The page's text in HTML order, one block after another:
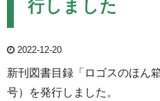
行しました
2022-12-20
新刊図書目録「ロゴスのほん
号）を発行しました。